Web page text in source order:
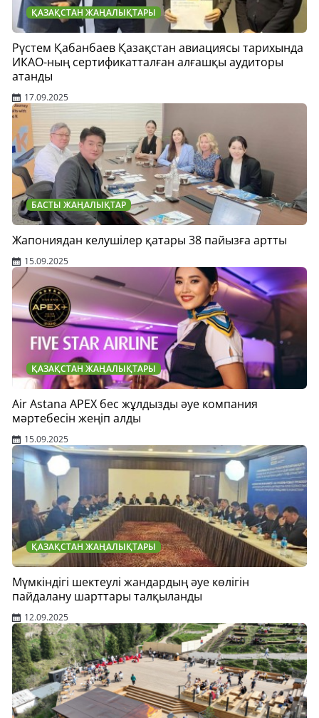
ҚАЗАҚСТАН ЖАҢАЛЫҚТАРЫ
Рүстем Қабанбаев Қазақстан авиациясы тарихында
ИКАО-ның сертификатталған алғашқы аудиторы
атанды
17.09.2025
БАСТЫ ЖАҢАЛЫҚТАР
Жапониядан келушілер қатары 38 пайызға артты
15.09.2025
ҚАЗАҚСТАН ЖАҢАЛЫҚТАРЫ
Air Astana APEX бес жұлдызды әуе компания
мәртебесін жеңіп алды
15.09.2025
ҚАЗАҚСТАН ЖАҢАЛЫҚТАРЫ
Мүмкіндігі шектеулі жандардың әуе көлігін
пайдалану шарттары талқыланды
12.09.2025